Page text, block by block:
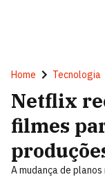
Home Tecnologia
Netflix
filmes
A mudança de